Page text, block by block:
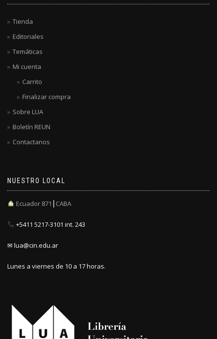
Tienda
Editoriales
Temáticas
Mi cuenta
Carrito
Finalizar compra
Sobre LUA
Boletín REUN
Contactanos
NUESTRO LOCAL
Ecuador 871┃CABA
+5411 5217-3101 int. 243
✉ lua@cin.edu.ar
Lunes a viernes de 10 a 17 horas.